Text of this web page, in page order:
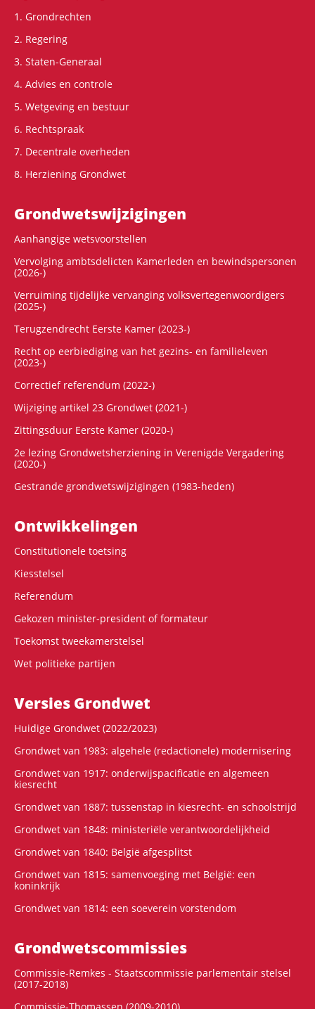
1. Grondrechten
2. Regering
3. Staten-Generaal
4. Advies en controle
5. Wetgeving en bestuur
6. Rechtspraak
7. Decentrale overheden
8. Herziening Grondwet
Grondwets­wijzigingen
Aanhangige wetsvoorstellen
Vervolging ambtsdelicten Kamerleden en bewindspersonen
(2026-)
Verruiming tijdelijke vervanging volksvertegenwoordigers
(2025-)
Terugzendrecht Eerste Kamer (2023-)
Recht op eerbiediging van het gezins- en familieleven
(2023-)
Correctief referendum (2022-)
Wijziging artikel 23 Grondwet (2021-)
Zittingsduur Eerste Kamer (2020-)
2e lezing Grondwetsherziening in Verenigde Vergadering
(2020-)
Gestrande grondwetswijzigingen (1983-heden)
Ontwikke­lingen
Constitutionele toetsing
Kiesstelsel
Referendum
Gekozen minister-president of formateur
Toekomst tweekamerstelsel
Wet politieke partijen
Versies Grondwet
Huidige Grondwet (2022/2023)
Grondwet van 1983: algehele (redactionele) modernisering
Grondwet van 1917: onderwijspacificatie en algemeen
kiesrecht
Grondwet van 1887: tussenstap in kiesrecht- en schoolstrijd
Grondwet van 1848: ministeriële verantwoordelijkheid
Grondwet van 1840: België afgesplitst
Grondwet van 1815: samenvoeging met België: een
koninkrijk
Grondwet van 1814: een soeverein vorstendom
Grondwets­commissies
Commissie-Remkes - Staatscommissie parlementair stelsel
(2017-2018)